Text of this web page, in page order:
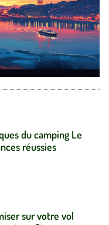
du camping Le
réussies
sur votre vol